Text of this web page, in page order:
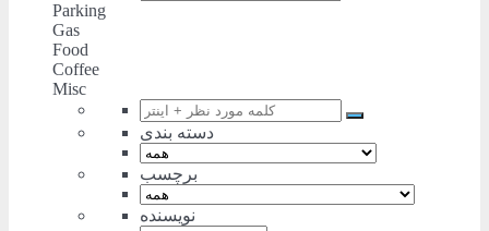
Parking
Gas
Food
Coffee
Misc
دسته بندی
برچسب
نویسنده